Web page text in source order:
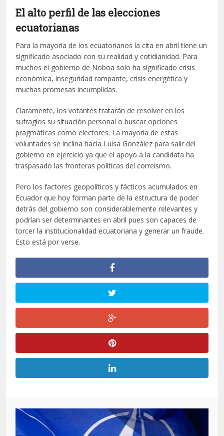
El alto perfil de las elecciones
ecuatorianas
Para la mayoría de los ecuatorianos la cita en abril tiene un
significado asociado con su realidad y cotidianidad. Para
muchos el gobierno de Noboa solo ha significado crisis
económica, inseguridad rampante, crisis energética y
muchas promesas incumplidas.
Claramente, los votantes tratarán de resolver en los
sufragios su situación personal o buscar opciones
pragmáticas como electores. La mayoría de estas
voluntades se inclina hacia Luisa González para salir del
gobierno en ejercicio ya que el apoyo a la candidata ha
traspasado las fronteras políticas del correismo.
Pero los factores geopolíticos y fácticos acumulados en
Ecuador que hoy forman parte de la estructura de poder
detrás del gobierno son considerablemente relevantes y
podrían ser determinantes en abril pues son capaces de
torcer la institucionalidad ecuatoriana y generar un fraude.
Esto está por verse.